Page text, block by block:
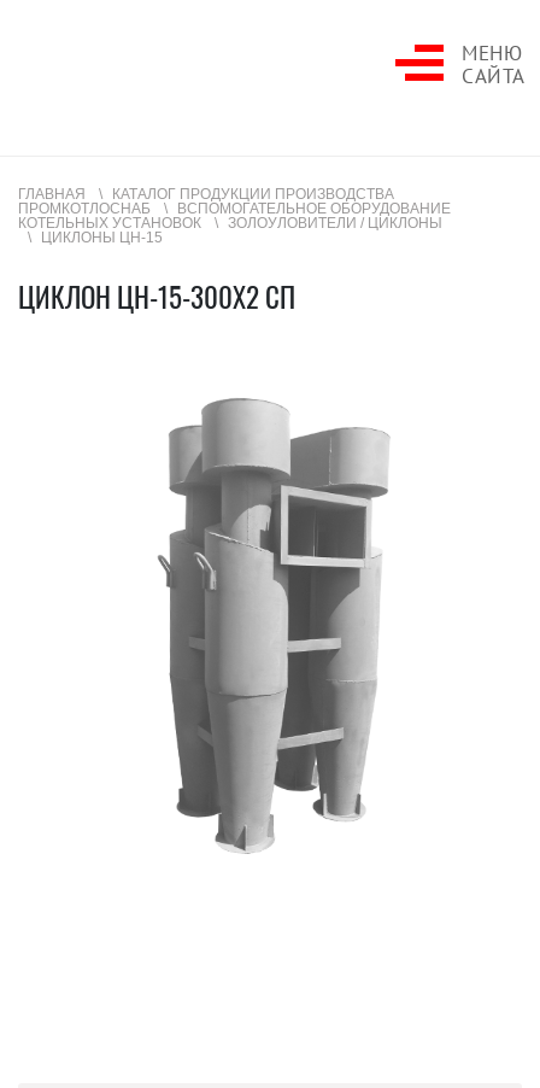
МЕНЮ
САЙТА
ГЛАВНАЯ
КАТАЛОГ ПРОДУКЦИИ ПРОИЗВОДСТВА
ПРОМКОТЛОСНАБ
ВСПОМОГАТЕЛЬНОЕ ОБОРУДОВАНИЕ
КОТЕЛЬНЫХ УСТАНОВОК
ЗОЛОУЛОВИТЕЛИ / ЦИКЛОНЫ
ЦИКЛОНЫ ЦН-15
ЦИКЛОН ЦН-15-300Х2 СП